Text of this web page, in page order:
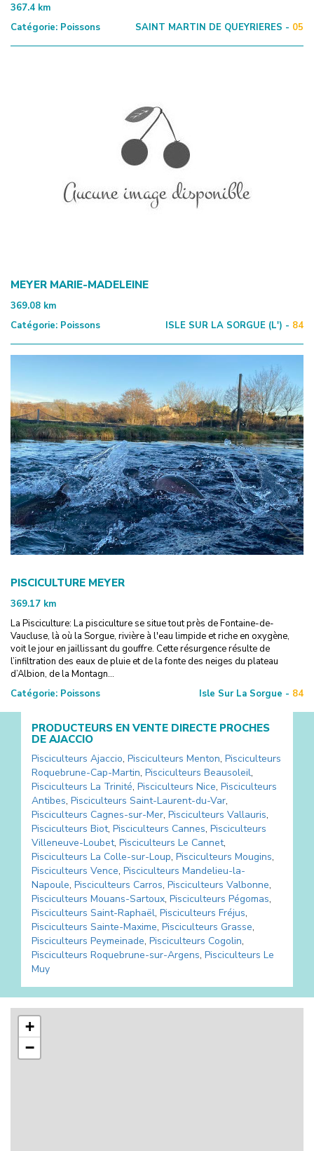
367.4 km
Catégorie: Poissons SAINT MARTIN DE QUEYRIERES - 05
MEYER MARIE-MADELEINE
369.08 km
Catégorie: Poissons ISLE SUR LA SORGUE (L') - 84
PISCICULTURE MEYER
369.17 km
La Pisciculture: La pisciculture se situe tout près de Fontaine-de-
Vaucluse, là où la Sorgue, rivière à l'eau limpide et riche en oxygène,
voit le jour en jaillissant du gouffre. Cette résurgence résulte de
l’infiltration des eaux de pluie et de la fonte des neiges du plateau
d’Albion, de la Montagn...
Catégorie: Poissons Isle Sur La Sorgue - 84
PRODUCTEURS EN VENTE DIRECTE PROCHES
DE AJACCIO
Pisciculteurs Ajaccio, Pisciculteurs Menton, Pisciculteurs
Roquebrune-Cap-Martin, Pisciculteurs Beausoleil,
Pisciculteurs La Trinité, Pisciculteurs Nice, Pisciculteurs
Antibes, Pisciculteurs Saint-Laurent-du-Var,
Pisciculteurs Cagnes-sur-Mer, Pisciculteurs Vallauris,
Pisciculteurs Biot, Pisciculteurs Cannes, Pisciculteurs
Villeneuve-Loubet, Pisciculteurs Le Cannet,
Pisciculteurs La Colle-sur-Loup, Pisciculteurs Mougins,
Pisciculteurs Vence, Pisciculteurs Mandelieu-la-
Napoule, Pisciculteurs Carros, Pisciculteurs Valbonne,
Pisciculteurs Mouans-Sartoux, Pisciculteurs Pégomas,
Pisciculteurs Saint-Raphaël, Pisciculteurs Fréjus,
Pisciculteurs Sainte-Maxime, Pisciculteurs Grasse,
Pisciculteurs Peymeinade, Pisciculteurs Cogolin,
Pisciculteurs Roquebrune-sur-Argens, Pisciculteurs Le
Muy
+
−